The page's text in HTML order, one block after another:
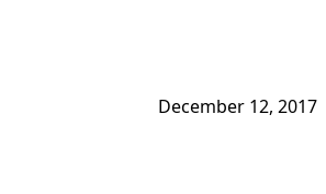
December 12, 2017